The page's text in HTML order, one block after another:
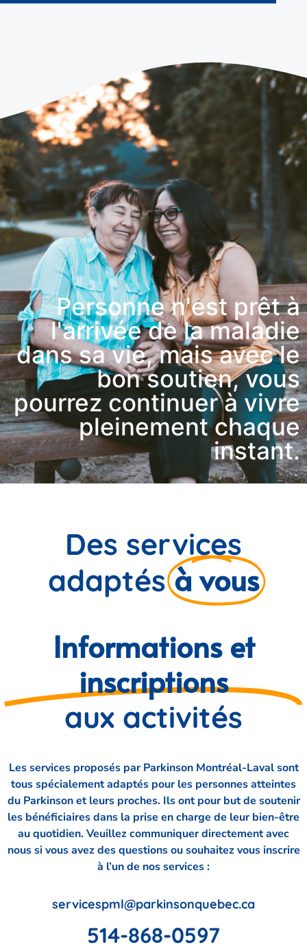
Personne n'est prêt à
l'arrivée de la maladie
dans sa vie, mais avec le
bon soutien, vous
pourrez continuer à vivre
pleinement chaque
instant.
Des services
adaptés à vous
Informations et
inscriptions
aux activités
Les services proposés par Parkinson Montréal-Laval sont
tous spécialement adaptés pour les personnes atteintes
du Parkinson et leurs proches. Ils ont pour but de soutenir
les bénéficiaires dans la prise en charge de leur bien-être
au quotidien. Veuillez communiquer directement avec
nous si vous avez des questions ou souhaitez vous inscrire
à l’un de nos services :
servicespml@parkinsonquebec.ca
514-868-0597